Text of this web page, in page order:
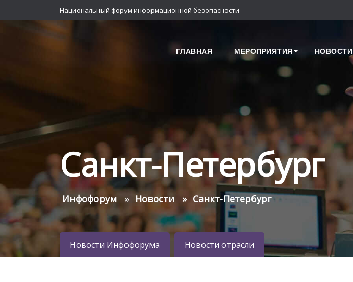
Национальный форум информационной безопасности
ГЛАВНАЯ МЕРОПРИЯТИЯ НОВОСТИ
Санкт-Петербург
Инфофорум Новости Санкт-Петербург
Новости Инфофорума Новости отрасли